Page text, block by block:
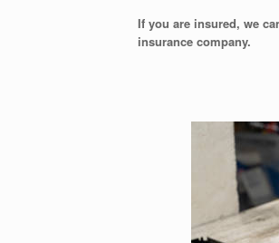
If you are insured, we
insurance company.